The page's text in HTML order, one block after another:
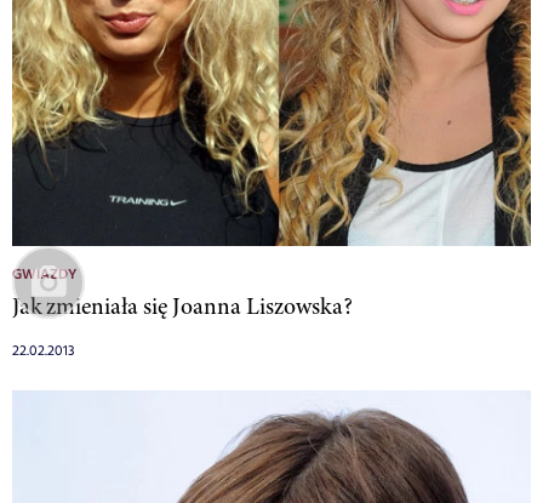
GWIAZDY
Jak zmieniała się Joanna Liszowska?
22.02.2013